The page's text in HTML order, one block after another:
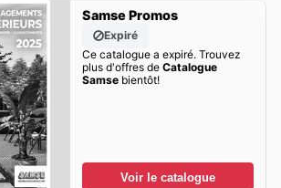
Samse Promos
Expiré
Ce catalogue a expiré. Trouvez
plus d'offres de Catalogue
Samsebientôt!
Voir le catalogue